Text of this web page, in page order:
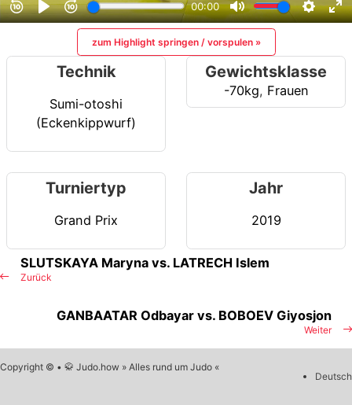
zum Highlight springen / vorspulen »
Technik
Sumi-otoshi
(Eckenkippwurf)
Gewichtsklasse
-70kg, Frauen
Turniertyp
Grand Prix
Jahr
2019
Zurück
SLUTSKAYA Maryna vs. LATRECH Islem
Weiter
GANBAATAR Odbayar vs. BOBOEV Giyosjon
Copyright © • 🥋 Judo.how » Alles rund um Judo «
Deutsch